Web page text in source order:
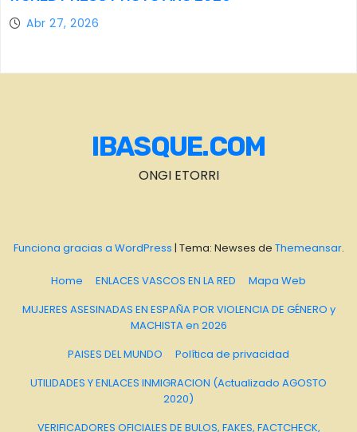
Abr 27, 2026
IBASQUE.COM
ONGI ETORRI
Funciona gracias a WordPress | Tema: Newses de Themeansar.
Home ENLACES VASCOS EN LA RED
Mapa Web
MUJERES ASESINADAS EN ESPAÑA POR VIOLENCIA DE GÉNERO y
MACHISTA en 2026
PAISES DEL MUNDO
Política de privacidad
UTILIDADES Y ENLACES INMIGRACION (Actualizado AGOSTO
2020)
VERIFICADORES OFICIALES DE BULOS, FAKES, FACTCHECK,